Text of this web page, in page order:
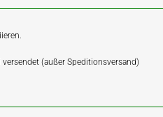
(außer Speditionsversand)